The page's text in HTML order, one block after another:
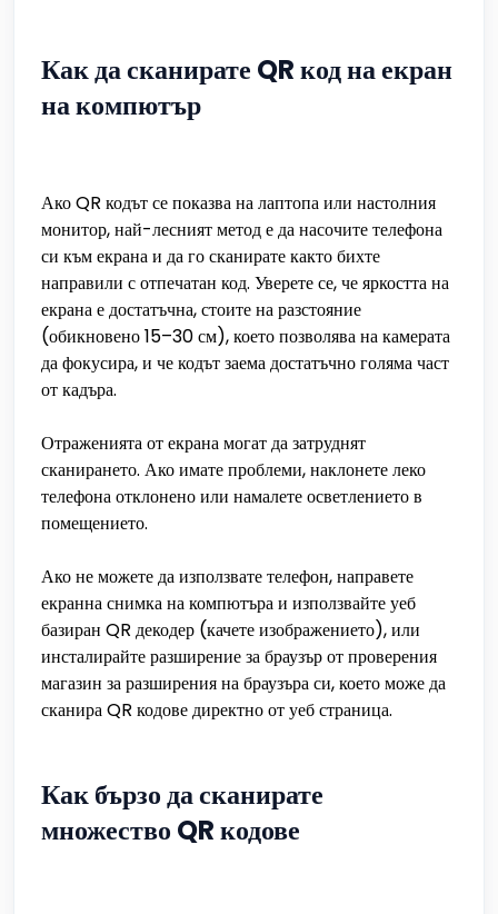
Как да сканирате QR код на екран
на компютър
Ако QR кодът се показва на лаптопа или настолния
монитор, най-лесният метод е да насочите телефона
си към екрана и да го сканирате както бихте
направили с отпечатан код. Уверете се, че яркостта на
екрана е достатъчна, стоите на разстояние
(обикновено 15–30 см), което позволява на камерата
да фокусира, и че кодът заема достатъчно голяма част
от кадъра.
Отраженията от екрана могат да затруднят
сканирането. Ако имате проблеми, наклонете леко
телефона отклонено или намалете осветлението в
помещението.
Ако не можете да използвате телефон, направете
екранна снимка на компютъра и използвайте уеб
базиран QR декодер (качете изображението), или
инсталирайте разширение за браузър от проверения
магазин за разширения на браузъра си, което може да
сканира QR кодове директно от уеб страница.
Как бързо да сканирате
множество QR кодове